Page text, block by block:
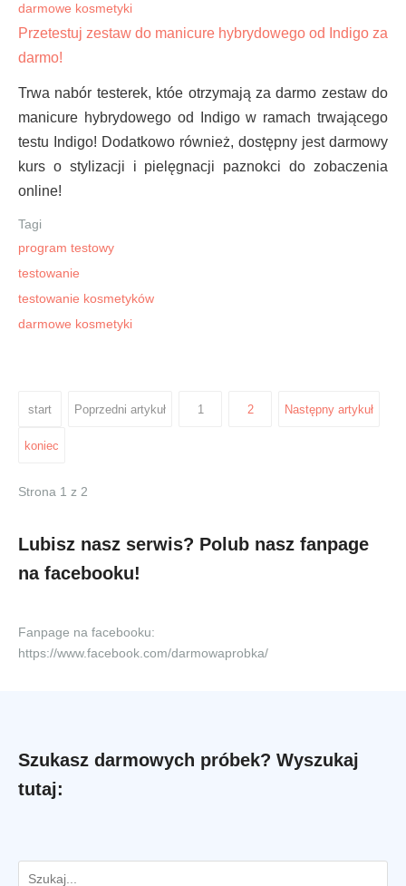
darmowe kosmetyki
Przetestuj zestaw do manicure hybrydowego od Indigo za
darmo!
Trwa nabór testerek, któe otrzymają za darmo zestaw do
manicure hybrydowego od Indigo w ramach trwającego
testu Indigo! Dodatkowo również, dostępny jest darmowy
kurs o stylizacji i pielęgnacji paznokci do zobaczenia
online!
Tagi
program testowy
testowanie
testowanie kosmetyków
darmowe kosmetyki
start Poprzedni artykuł 1 2 Następny artykuł
koniec
Strona 1 z 2
Lubisz nasz serwis? Polub nasz fanpage
na facebooku!
Fanpage na facebooku:
https://www.facebook.com/darmowaprobka/
Szukasz darmowych próbek? Wyszukaj
tutaj: